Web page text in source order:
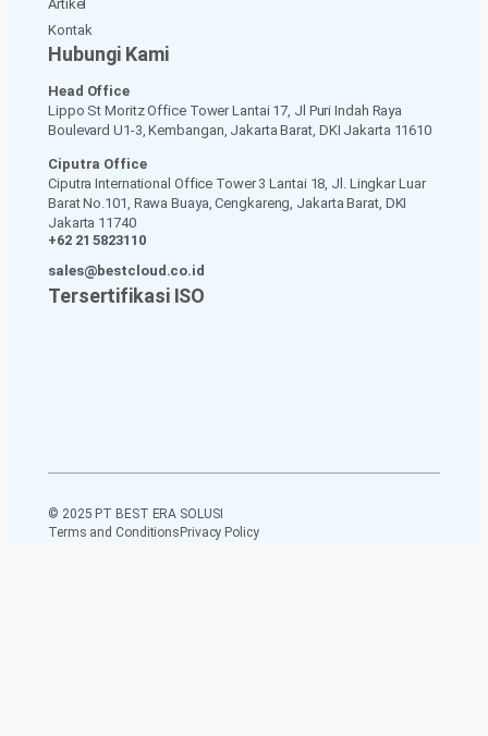
Artikel
Kontak
Hubungi Kami
Head Office
Lippo St Moritz Office Tower Lantai 17, Jl Puri Indah Raya
Boulevard U1-3, Kembangan, Jakarta Barat, DKI Jakarta 11610
Ciputra Office
Ciputra International Office Tower 3 Lantai 18, Jl. Lingkar Luar
Barat No.101, Rawa Buaya, Cengkareng, Jakarta Barat, DKI
Jakarta 11740
+62 21 5823110
sales@bestcloud.co.id
Tersertifikasi ISO
© 2025 PT BEST ERA SOLUSI
Terms and Conditions Privacy Policy